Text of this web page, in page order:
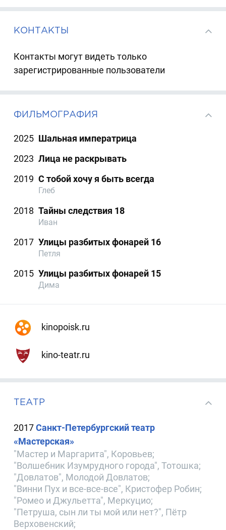
КОНТАКТЫ
Контакты могут видеть только
зарегистрированные пользователи
ФИЛЬМОГРАФИЯ
2025 Шальная императрица
2023 Лица не раскрывать
2019 С тобой хочу я быть всегда
Глеб
2018 Тайны следствия 18
Иван
2017 Улицы разбитых фонарей 16
Петля
2015 Улицы разбитых фонарей 15
Дима
kinopoisk.ru
kino-teatr.ru
ТЕАТР
2017Санкт-Петербургский театр
«Мастерская»
"Мастер и Маргарита", Коровьев;
"Волшебник Изумрудного города", Тотошка;
"Довлатов", Молодой Довлатов;
"Винни Пух и все-все-все", Кристофер Робин;
"Ромео и Джульетта", Меркуцио;
"Петруша, сын ли ты мой или нет?", Пётр
Верховенский;